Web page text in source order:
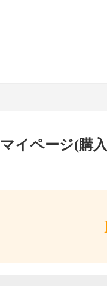
マイページ(購